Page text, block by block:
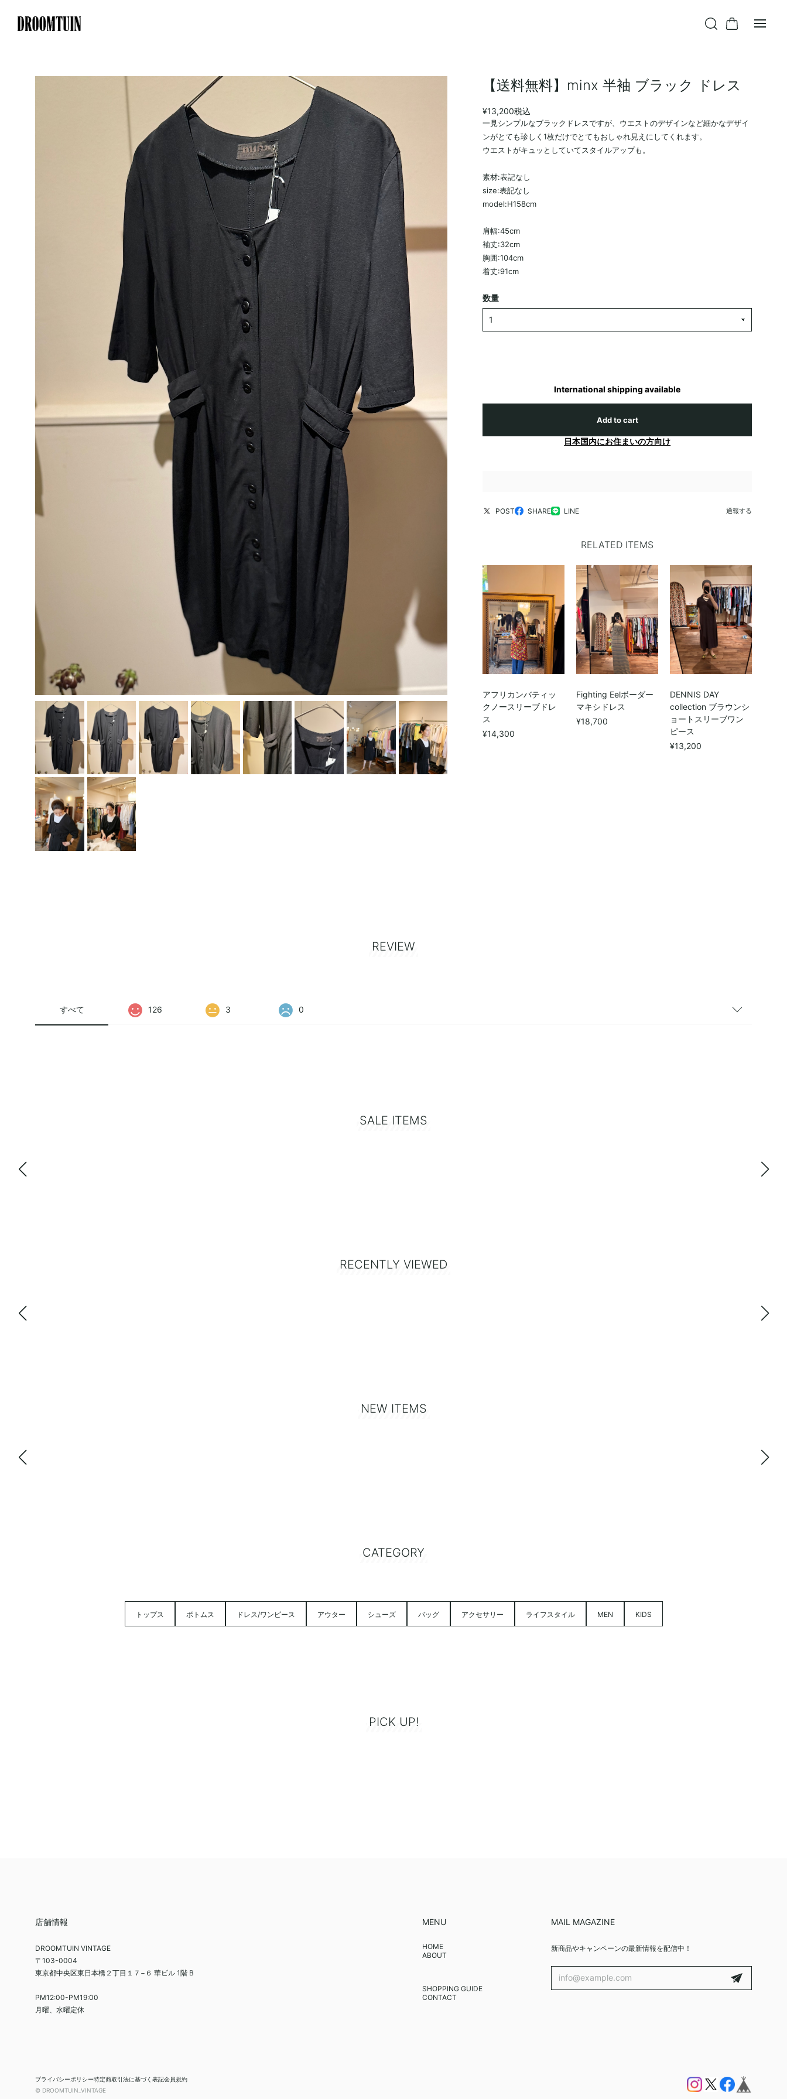
【送料無料】minx 半袖 ブラック ドレス
¥13,200税込
一見シンプルなブラックドレスですが、ウエストのデザインなど細かなデザイ
ンがとても珍しく1枚だけでとてもおしゃれ見えにしてくれます。
ウエストがキュッとしていてスタイルアップも。
素材:表記なし
size:表記なし
model:H158cm
肩幅:45cm
袖丈:32cm
胸囲:104cm
着丈:91cm
数量
International shipping available
Add to cart
日本国内にお住まいの方向け
POST SHARE LINE 通報する
RELATED ITEMS
アフリカンバティッ
クノースリーブドレ
ス
¥14,300
Fighting Eelボーダー
マキシドレス
¥18,700
DENNIS DAY
collection ブラウンシ
ョートスリーブワン
ピース
¥13,200
REVIEW
すべて 126 3 0
SALE ITEMS
RECENTLY VIEWED
NEW ITEMS
CATEGORY
トップス ボトムス ドレス/ワンピース アウター シューズ バッグ アクセサリー ライフスタイル MEN KIDS
PICK UP!
店舗情報
DROOMTUIN VINTAGE
〒103-0004
東京都中央区東日本橋２丁目１７−６ 華ビル 1階 B
PM12:00-PM19:00
月曜、水曜定休
MENU
HOME
ABOUT
SHOPPING GUIDE
CONTACT
MAIL MAGAZINE
新商品やキャンペーンの最新情報を配信中！
プライバシーポリシー特定商取引法に基づく表記会員規約
© DROOMTUIN_VINTAGE